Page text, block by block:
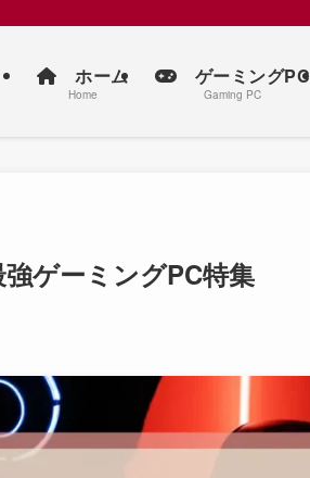
ホーム
Home
ゲーミングPC
Gaming PC
ゲーミングPC特集